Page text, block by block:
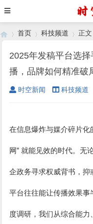
›
首页
›
科技频道
›
正文
2025年发稿平台选
播，品牌如何精准破
时空新闻 科技频道
在信息爆炸与媒介碎片化
网”就能见效的时代。无
企政务寻求权威背书，
平台往往能让传播效果
度调研，我们从综合能